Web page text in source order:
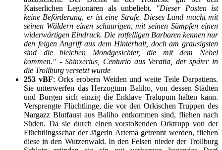
Kaiserlichen Legionären als unbeliebt. "Dieser Posten ist
keine Beförderung, er ist eine Strafe. Dieses Land macht mit
seinen Wäldern einen schaurigen, mit seinen Sümpfen einen
widerwärtigen Eindruck. Die rotfelligen Barbaren kennen nur
den feigen Angriff aus dem Hinterhalt, doch am grausigsten
sind die bleichen Mondgesichter, die mit dem Nebel
kommen." - Shinxerius, Centurio aus Veratia, der später in
die Trollburg versetzt wurde
253 vBF: Orks erobern Weiden und weite Teile Darpatiens.
Sie unterwerfen das Herzogtum Baliho, von dessen Städten
und Burgen sich einzig die Enklave Tralupum halten kann.
Versprengte Flüchtlinge, die vor den Orkischen Truppen des
Nargazz Blutfaust aus Baliho entkommen sind, fliehen nach
Süden. Da sie durch einen vorstoßenden Orktrupp von der
Flüchtlingsschar der Jägerin Artema getrennt werden, fliehen
diese in den Wutzenwald. In den Felsen nieder der Trollburg